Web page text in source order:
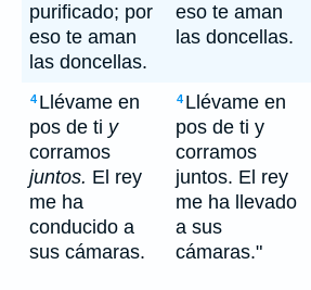
purificado; por
eso te aman
las doncellas.
eso te aman
las doncellas.
4 Llévame en
pos de ti y
corramos
juntos. El rey
me ha
conducido a
sus cámaras.
4 Llévame en
pos de ti y
corramos
juntos. El rey
me ha llevado
a sus
cámaras."